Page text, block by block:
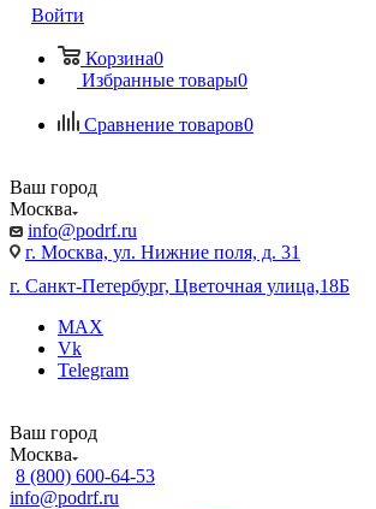
Войти
Корзина0
Избранные товары0
Сравнение товаров0
Ваш город
Москва
info@podrf.ru
г. Москва, ул. Нижние поля, д. 31
г. Санкт-Петербург, Цветочная улица,18Б
MAX
Vk
Telegram
Ваш город
Москва
8 (800) 600-64-53
info@podrf.ru